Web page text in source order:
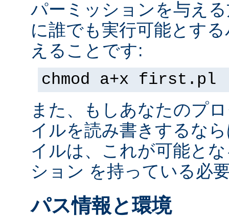
パーミッションを与え
に誰でも実行可能とす
えることです:
chmod a+x first.pl
また、もしあなたのプ
イルを読み書きするな
イルは、これが可能と
ション を持っている必
パス情報と環境